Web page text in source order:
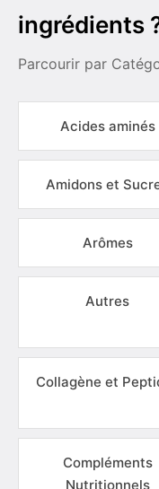
ingrédients
Parcourir par
Acides aminés
Amidons et
Arômes
Autres
Collagène et
Compléments
Nutritionnels